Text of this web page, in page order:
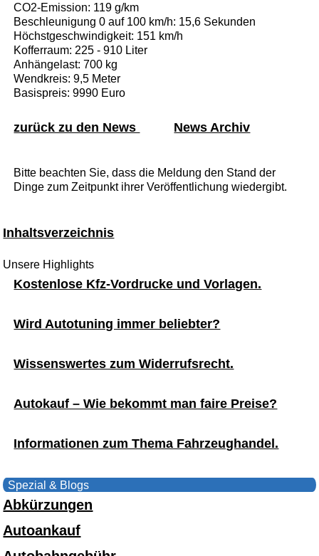
CO2-Emission: 119 g/km
Beschleunigung 0 auf 100 km/h: 15,6 Sekunden
Höchstgeschwindigkeit: 151 km/h
Kofferraum: 225 - 910 Liter
Anhängelast: 700 kg
Wendkreis: 9,5 Meter
Basispreis: 9990 Euro
zurück zu den News News Archiv
Bitte beachten Sie, dass die Meldung den Stand der
Dinge zum Zeitpunkt ihrer Veröffentlichung wiedergibt.
Inhaltsverzeichnis
Unsere Highlights
Kostenlose Kfz-Vordrucke und Vorlagen.
Wird Autotuning immer beliebter?
Wissenswertes zum Widerrufsrecht.
Autokauf – Wie bekommt man faire Preise?
Informationen zum Thema Fahrzeughandel.
Spezial & Blogs
Abkürzungen
Autoankauf